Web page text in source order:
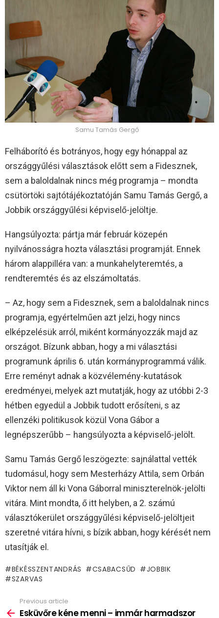
Samu Tamás Gergő
Felháborító és botrányos, hogy egy hónappal az
országgyűlési választások előtt sem a Fidesznek,
sem a baloldalnak nincs még programja – mondta
csütörtöki sajtótájékoztatóján Samu Tamás Gergő, a
Jobbik országgyűlési képviselő-jelöltje.
Hangsúlyozta: pártja már február közepén
nyilvánosságra hozta választási programját. Ennek
három alappilléra van: a munkahelyteremtés, a
rendteremtés és az elszámoltatás.
– Az, hogy sem a Fidesznek, sem a baloldalnak nincs
programja, egyértelműen azt jelzi, hogy nincs
elképzelésük arról, miként kormányozzák majd az
országot. Bízunk abban, hogy a mi választási
programunk április 6. után kormányprogrammá válik.
Erre reményt adnak a közvélemény-kutatások
eredményei, melyek azt mutatják, hogy az utóbbi 2-3
hétben egyedül a Jobbik tudott erősíteni, s az
ellenzéki politikusok közül Vona Gábor a
legnépszerűbb – hangsúlyozta a képviselő-jelölt.
Samu Tamás Gergő leszögezte: sajnálattal vették
tudomásul, hogy sem Mesterházy Attila, sem Orbán
Viktor nem áll ki Vona Gáborral miniszterelnök-jelölti
vitára. Mint mondta, ő itt helyben, a 2. számú
választókerület országgyűlési képviselő-jelöltjeit
szeretné vitára hívni, s bízik abban, hogy kérését nem
utasítják el.
BÉKÉSSZENTANDRÁS CSABACSŰD
JOBBIK
SZARVAS
more
Previous article
Esküvőre kéne menni – immár harmadszor